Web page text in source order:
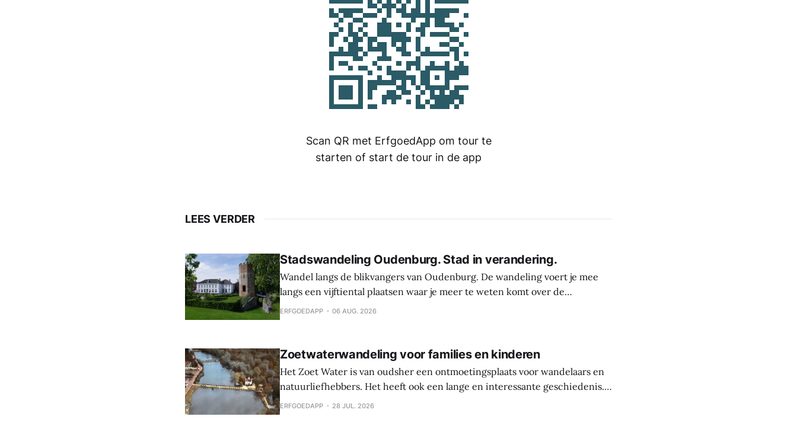
Scan QR met ErfgoedApp om tour te
starten of start de tour in de app
LEES VERDER
Stadswandeling Oudenburg. Stad in verandering.
Wandel langs de blikvangers van Oudenburg. De wandeling voert je mee
langs een vijftiental plaatsen waar je meer te weten komt over de
geschiedenis, weetjes en toekomstplannen van de bijzonderste plekken in
ERFGOEDAPP 06 AUG. 2026
Zoetwaterwandeling voor families en kinderen
Het Zoet Water is van oudsher een ontmoetingsplaats voor wandelaars en
natuurliefhebbers. Het heeft ook een lange en interessante geschiedenis.
Hier werden sporen gevonden van bewoning en landbouw uit de steentijd.
ERFGOEDAPP 28 JUL. 2026